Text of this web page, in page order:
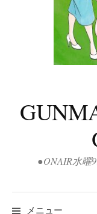
●ONAIR水曜
メニュー